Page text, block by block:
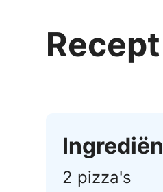
Recept
2 pizza's